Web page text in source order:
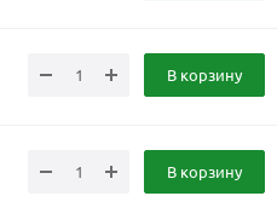
В корзину
В корзину